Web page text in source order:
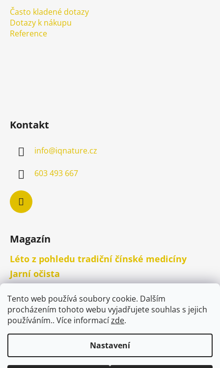
Tento web používá soubory cookie. Dalším
procházením tohoto webu vyjadřujete souhlas s jejich
používáním.. Více informacízde.
Nastavení
Často kladené dotazy
Dotazy k nákupu
Reference
Kontakt
info@iqnature.cz
603 493 667
Magazín
Léto z pohledu tradiční čínské medicíny
Jarní očista